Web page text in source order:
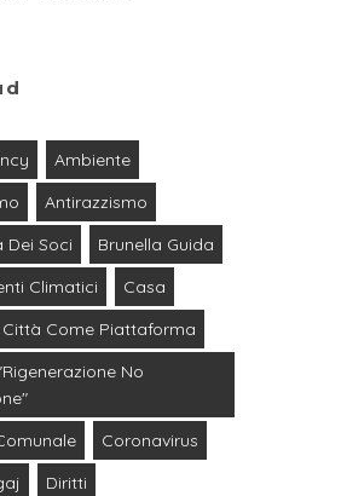
Ambiente
Antirazzismo
Dei Soci
Brunella Guida
Climatici
Casa
Città Come Piattaforma
No
Coronavirus
Diritti